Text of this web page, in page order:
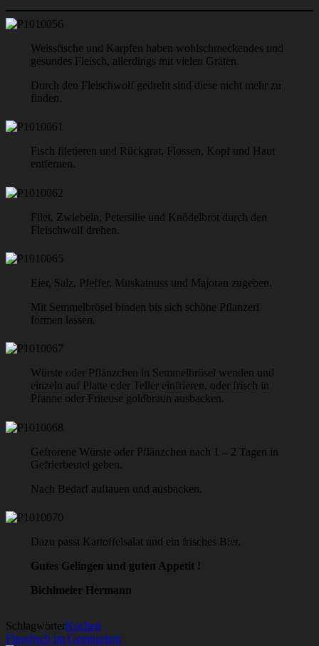
Weissfische und Karpfen haben wohlschmeckendes und
gesundes Fleisch, allerdings mit vielen Gräten.
Durch den Fleischwolf gedreht sind diese nicht mehr zu
finden.
Fisch filetieren und Rückgrat, Flossen, Kopf und Haut
entfernen.
Filet, Zwiebeln, Petersilie und Knödelbrot durch den
Fleischwolf drehen.
Eier, Salz, Pfeffer, Muskatnuss und Majoran zugeben.
Mit Semmelbrösel binden bis sich schöne Pflanzerl
formen lassen.
Würste oder Pflänzchen in Semmelbrösel wenden und
einzeln auf Platte oder Teller einfrieren, oder frisch in
Pfanne oder Friteuse goldbraun ausbacken.
Gefrorene Würste oder Pflänzchen nach 1 – 2 Tagen in
Gefrierbeutel geben.
Nach Bedarf auftauen und ausbacken.
Dazu passt Kartoffelsalat und ein frisches Bier.
Gutes Gelingen und guten Appetit !
Bichlmeier Hermann
SchlagwörterKochen
Flussfisch im Gemüsebett